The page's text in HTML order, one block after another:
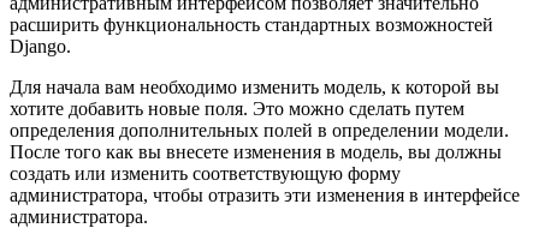
расширить функциональность стандартных возможностей
Django.
Для начала вам необходимо изменить модель, к которой вы
хотите добавить новые поля. Это можно сделать путем
определения дополнительных полей в определении модели.
После того как вы внесете изменения в модель, вы должны
создать или изменить соответствующую форму
администратора, чтобы отразить эти изменения в интерфейсе
администратора.